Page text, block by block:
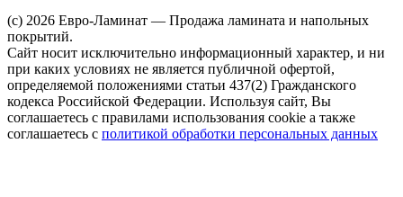
(c) 2026 Евро-Ламинат — Продажа ламината и напольных
покрытий.
Сайт носит исключительно информационный характер, и ни
при каких условиях не является публичной офертой,
определяемой положениями статьи 437(2) Гражданского
кодекса Российской Федерации. Используя сайт, Вы
соглашаетесь с правилами использования cookie а также
соглашаетесь с политикой обработки персональных данных